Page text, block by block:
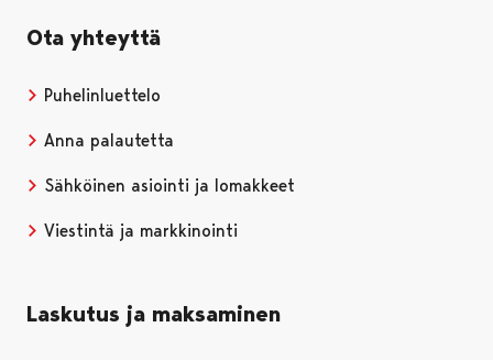
Ota yhteyttä
Puhelinluettelo
Anna palautetta
Sähköinen asiointi ja lomakkeet
Viestintä ja markkinointi
Laskutus ja maksaminen